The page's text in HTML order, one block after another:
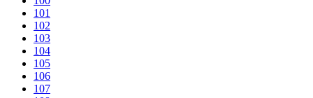
101
102
103
104
105
106
107